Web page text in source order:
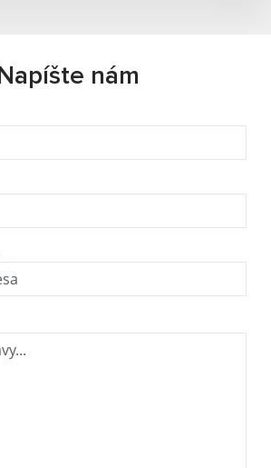
Napíšte nám